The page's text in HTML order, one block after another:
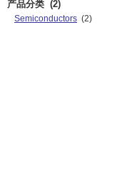
产品分类 (2)
Semiconductors (2)